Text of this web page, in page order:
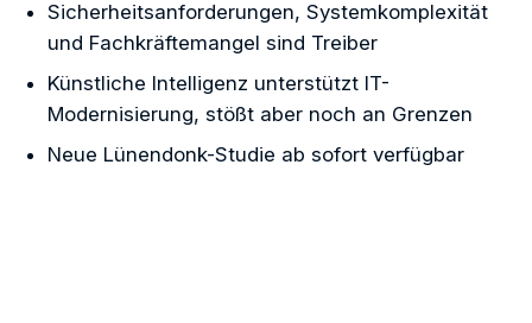
Sicherheitsanforderungen, Systemkomplexität
und Fachkräftemangel sind Treiber
Künstliche Intelligenz unterstützt IT-
Modernisierung, stößt aber noch an Grenzen
Neue Lünendonk-Studie ab sofort verfügbar